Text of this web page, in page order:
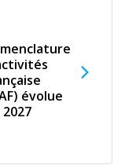
évolue